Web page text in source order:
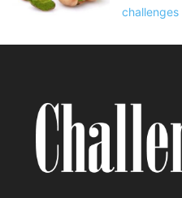
challenges